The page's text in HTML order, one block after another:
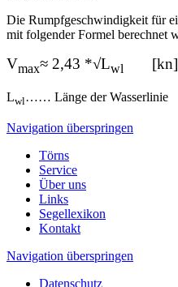
Die Rumpfgeschwindigkeit für
mit folgender Formel berechnet
Vmax≈ 2,43 *√Lwl [kn]
Lwl…… Länge der Wasserlinie
Navigation überspringen
Törns
Service
Über uns
Links
Segellexikon
Kontakt
Navigation überspringen
Datenschutz